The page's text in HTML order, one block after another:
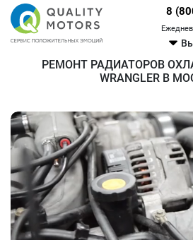
8
РЕМОНТ РАДИАТОРОВ
WRANGLER В